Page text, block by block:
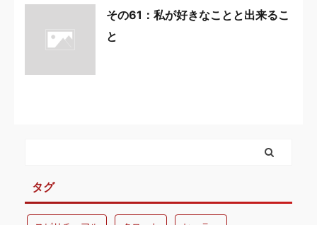
その61：私が好きなことと出来るこ
と
タグ